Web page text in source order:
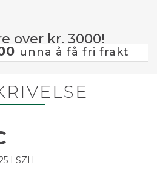
over kr. 3000!
unna å få fri frakt
LSZH